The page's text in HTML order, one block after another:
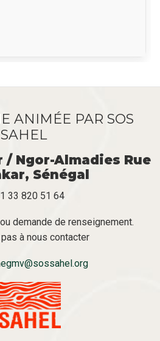
ANIMÉE PAR SOS
SAHEL
/ Ngor-Almadies Rue
Sénégal
33 820 51 64
demande de renseignement.
à nous contacter